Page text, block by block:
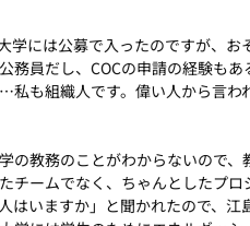
学には公募で入ったのですが、
公務員だし、COCの申請の経験も
私も組織人です。偉い人から言
の教務のことがわからないので
たチームでなく、ちゃんとしたプ
はいますか」と聞かれたので、